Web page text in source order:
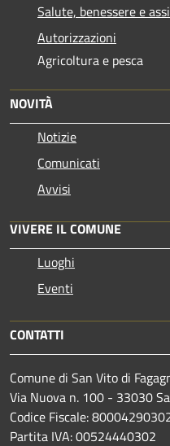
Salute, benessere e
Autorizzazioni
Agricoltura e pesca
NOVITÀ
Notizie
Comunicati
Avvisi
VIVERE IL COMUNE
Luoghi
Eventi
CONTATTI
Comune di San Vito di
Via Nuova n. 100 - 33030
Codice Fiscale:
Partita IVA: 00524440302